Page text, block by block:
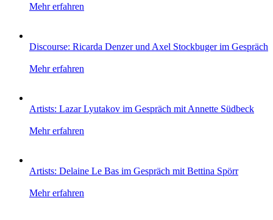
Mehr erfahren
Discourse: Ricarda Denzer und Axel Stockbuger im Gespräch
Mehr erfahren
Artists: Lazar Lyutakov im Gespräch mit Annette Südbeck
Mehr erfahren
Artists: Delaine Le Bas im Gespräch mit Bettina Spörr
Mehr erfahren